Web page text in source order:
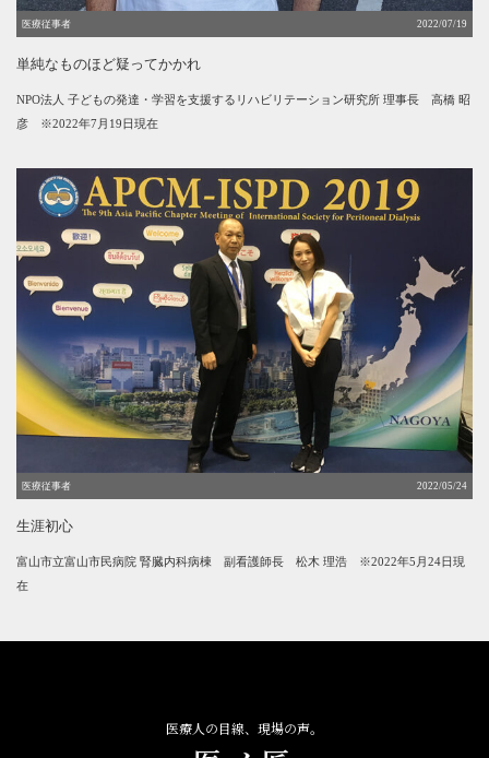
医療従事者 2022/07/19
単純なものほど疑ってかかれ
NPO法人 子どもの発達・学習を支援するリハビリテーション研究所 理事長 高橋 昭
彦 ※2022年7月19日現在
医療従事者 2022/05/24
生涯初心
富山市立富山市民病院 腎臓内科病棟 副看護師長 松木 理浩 ※2022年5月24日現
在
医療人の目線、現場の声。